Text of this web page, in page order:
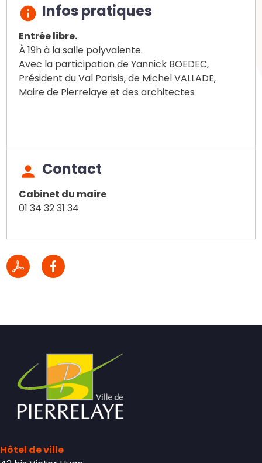
Infos pratiques
Entrée libre.
À 19h à la salle polyvalente.
Avec la participation de Yannick BOEDEC,
Président du Val Parisis, de Michel VALLADE,
Maire de Pierrelaye et des architectes
Contact
Cabinet du maire
01 34 32 31 34
Hôtel de ville